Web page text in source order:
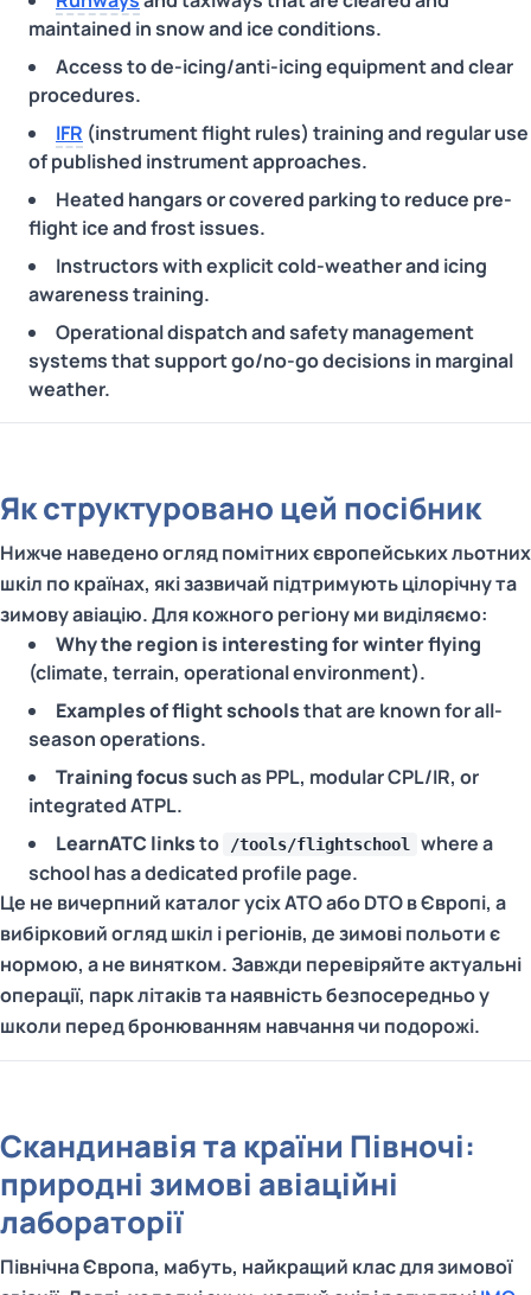
maintained in snow and ice conditions.
Access to de-icing/anti-icing equipment and clear
procedures.
IFR (instrument flight rules) training and regular use
of published instrument approaches.
Heated hangars or covered parking to reduce pre-
flight ice and frost issues.
Instructors with explicit cold-weather and icing
awareness training.
Operational dispatch and safety management
systems that support go/no-go decisions in marginal
weather.
Як структуровано цей посібник
Нижче наведено огляд помітних європейських льотних
шкіл по країнах, які зазвичай підтримують цілорічну та
зимову авіацію. Для кожного регіону ми виділяємо:
Why the region is interesting for winter flying
(climate, terrain, operational environment).
Examples of flight schoolsthat are known for all-
season operations.
Training focussuch as PPL, modular CPL/IR, or
integrated ATPL.
LearnATC linksto /tools/flightschool
where a
school has a dedicated profile page.
Це не вичерпний каталог усіх ATO або DTO в Європі, а
вибірковий огляд шкіл і регіонів, де зимові польоти є
нормою, а не винятком. Завжди перевіряйте актуальні
операції, парк літаків та наявність безпосередньо у
школи перед бронюванням навчання чи подорожі.
Скандинавія та країни Півночі:
природні зимові авіаційні
лабораторії
Північна Європа, мабуть, найкращий клас для зимової